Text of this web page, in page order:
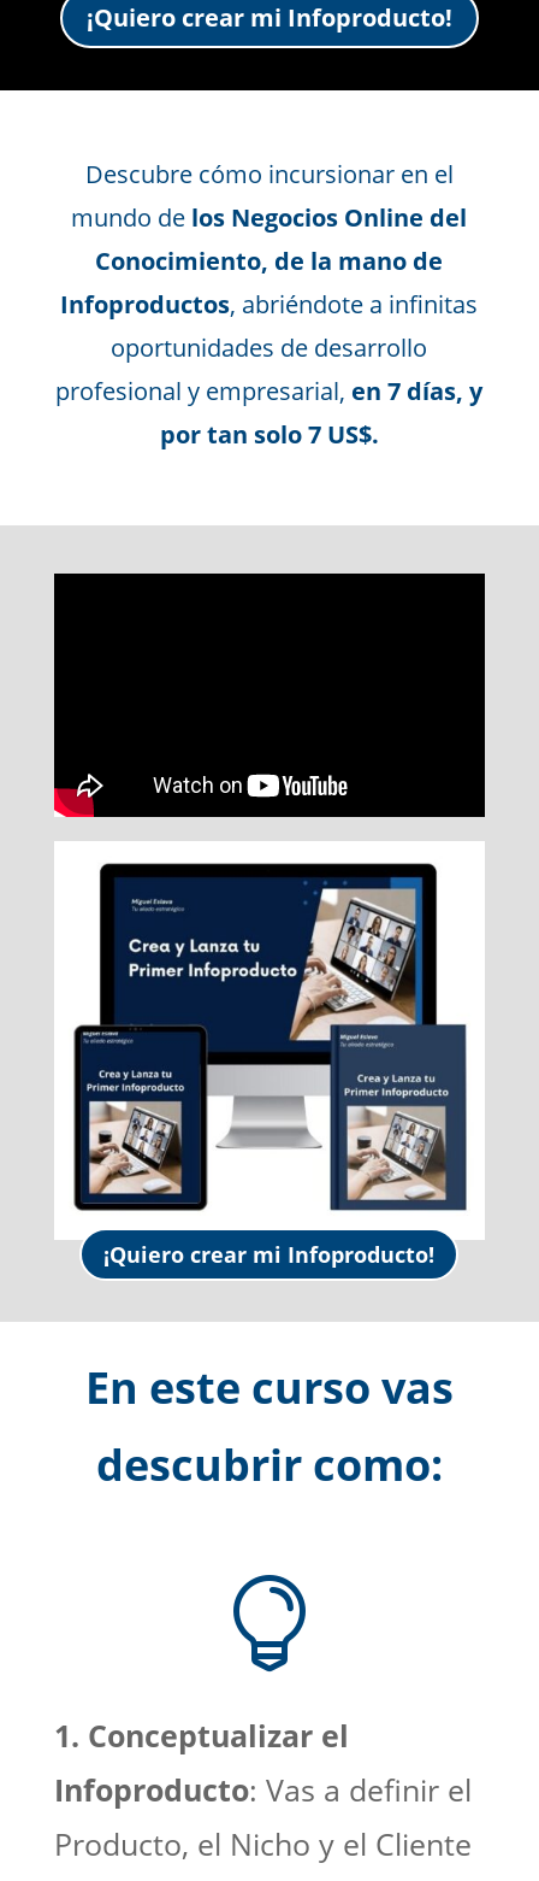
¡Quiero crear mi Infoproducto!
Descubre cómo incursionar en el
mundo de los Negocios Online del
Conocimiento, de la mano de
Infoproductos, abriéndote a infinitas
oportunidades de desarrollo
profesional y empresarial, en 7 días, y
por tan solo 7 US$.
¡Quiero crear mi Infoproducto!
En este curso vas
descubrir como:

1. Conceptualizar el
Infoproducto: Vas a definir el
Producto, el Nicho y el Cliente